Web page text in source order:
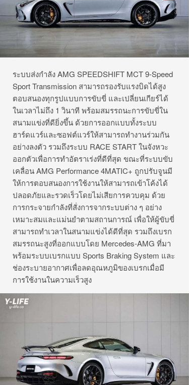
ระบบส่งกำลัง AMG SPEEDSHIFT MCT 9-Speed
Sport Transmission สามารถรองรับแรงบิดได้สูง
ตอบสนองทุกรูปแบบการขับขี่ และเปลี่ยนเกียร์ได้
ในเวลาไม่ถึง 1 วินาที พร้อมสมรรถนะการขับขี่ใน
สนามแข่งที่ดียิ่งขึ้น ด้วยการออกแบบทั้งระบบ
ฮาร์ดแวร์และซอฟต์แวร์ให้สามารถทำงานร่วมกัน
อย่างลงตัว รวมถึงระบบ RACE START ในจังหวะ
ออกตัวเพื่อการทำอัตราเร่งที่ดีที่สุด ขณะที่ระบบขับ
เคลื่อน AMG Performance 4MATIC+ ถูกปรับจูนมี
ให้การตอบสนองการใช้งานให้สามารถเข้าโค้งได้
ปลอดภัยและรวดเร็วโดยไม่เสียการควบคุม ด้วย
การกระจายกำลังที่สั่งการจากระบบต่าง ๆ อย่าง
เหมาะสมและแม่นยำตามสถานการณ์ เพื่อให้ผู้ขับขี่
สามารถทำเวลาในสนามแข่งได้ดีที่สุด รวมถึงเบรก
สมรรถนะสูงที่ออกแบบโดย Mercedes-AMG ที่มา
พร้อมระบบเบรกแบบ Sports Braking System และ
ช่องระบายอากาศเพื่อลดอุณหภูมิของเบรกเมื่อมี
การใช้งานในความเร็วสูง